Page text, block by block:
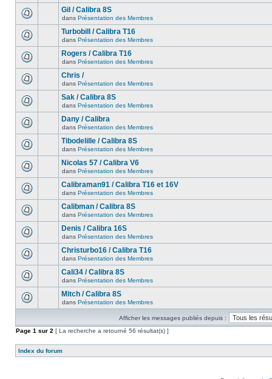
Gil / Calibra 8S
dans Présentation des Membres
Turbobill / Calibra T16
dans Présentation des Membres
Rogers / Calibra T16
dans Présentation des Membres
Chris /
dans Présentation des Membres
Sak / Calibra 8S
dans Présentation des Membres
Dany / Calibra
dans Présentation des Membres
Tibodelille / Calibra 8S
dans Présentation des Membres
Nicolas 57 / Calibra V6
dans Présentation des Membres
Calibraman91 / Calibra T16 et 16V
dans Présentation des Membres
Calibman / Calibra 8S
dans Présentation des Membres
Denis / Calibra 16S
dans Présentation des Membres
Christurbo16 / Calibra T16
dans Présentation des Membres
Cali34 / Calibra 8S
dans Présentation des Membres
Mitch / Calibra 8S
dans Présentation des Membres
Afficher les messages publiés depuis :
Page 1 sur 2 [ La recherche a retourné 56 résultat(s) ]
Index du forum